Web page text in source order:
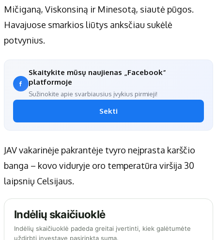
Mičiganą, Viskonsiną ir Minesotą, siautė pūgos.
Havajuose smarkios liūtys anksčiau sukėlė
potvynius.
Skaitykite mūsų naujienas „Facebook“
platformoje
Sužinokite apie svarbiausius įvykius pirmieji!
Sekti
JAV vakarinėje pakrantėje tvyro neįprasta karščio
banga – kovo viduryje oro temperatūra viršija 30
laipsnių Celsijaus.